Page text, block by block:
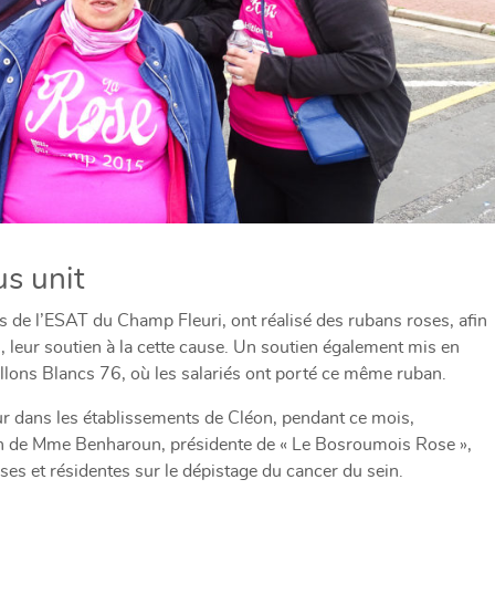
unit
de l’ESAT du Champ Fleuri, ont réalisé des rubans roses, afin
leur soutien à la cette cause. Un soutien également mis en
Blancs 76, où les salariés ont porté ce même ruban.
dans les établissements de Cléon, pendant ce mois,
Mme Benharoun, présidente de « Le Bosroumois Rose »,
et résidentes sur le dépistage du cancer du sein.